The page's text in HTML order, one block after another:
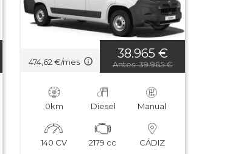
474,62 €/mes
38.965 €
Antes: 39.965 €
0km Diesel Manual
140 CV 2179 cc CÁDIZ